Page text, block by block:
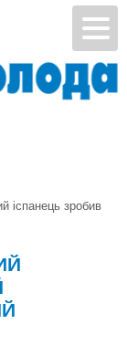
іспанець зробив